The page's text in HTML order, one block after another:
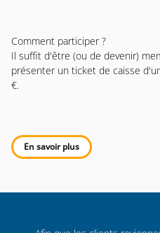
Comment participer ?
Il suffit d'être (ou de devenir)
présenter un ticket de caisse
€.
En savoir plus